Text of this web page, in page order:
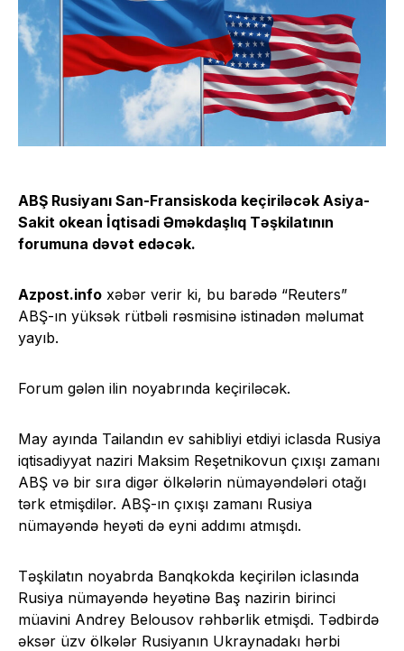
ABŞ Rusiyanı San-Fransiskoda keçiriləcək Asiya-
Sakit okean İqtisadi Əməkdaşlıq Təşkilatının
forumuna dəvət edəcək.
Azpost.info xəbər verir ki, bu barədə “Reuters”
ABŞ-ın yüksək rütbəli rəsmisinə istinadən məlumat
yayıb.
Forum gələn ilin noyabrında keçiriləcək.
May ayında Tailandın ev sahibliyi etdiyi iclasda Rusiya
iqtisadiyyat naziri Maksim Reşetnikovun çıxışı zamanı
ABŞ və bir sıra digər ölkələrin nümayəndələri otağı
tərk etmişdilər. ABŞ-ın çıxışı zamanı Rusiya
nümayəndə heyəti də eyni addımı atmışdı.
Təşkilatın noyabrda Banqkokda keçirilən iclasında
Rusiya nümayəndə heyətinə Baş nazirin birinci
müavini Andrey Belousov rəhbərlik etmişdi. Tədbirdə
əksər üzv ölkələr Rusiyanın Ukraynadakı hərbi